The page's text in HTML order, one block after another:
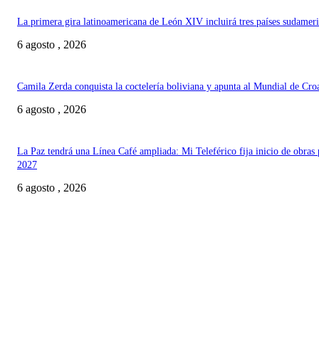
La primera gira latinoamericana de León XIV incluirá tres países
6 agosto , 2026
Camila Zerda conquista la coctelería boliviana y apunta al Mundial de
6 agosto , 2026
La Paz tendrá una Línea Café ampliada: Mi Teleférico fija inicio de obras
2027
6 agosto , 2026